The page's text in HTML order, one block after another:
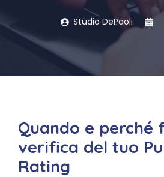
Studio DePaoli
Quando e perché
verifica del tuo
Rating